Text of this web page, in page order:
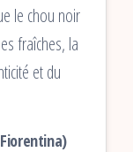
le chou noir
fraîches, la
et du